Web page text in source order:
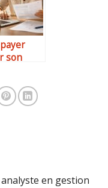
son
en gestion